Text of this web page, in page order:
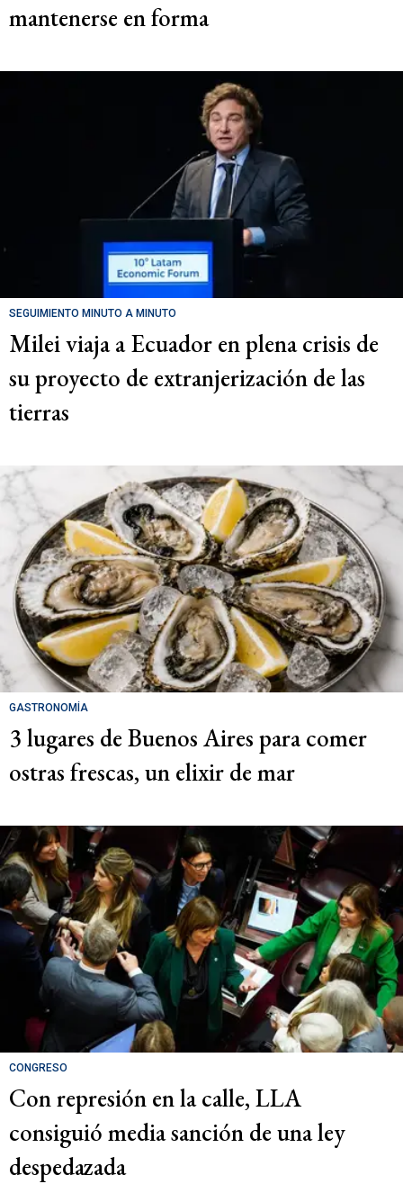
mantenerse en forma
SEGUIMIENTO MINUTO A MINUTO
Milei viaja a Ecuador en plena crisis de
su proyecto de extranjerización de las
tierras
GASTRONOMÍA
3 lugares de Buenos Aires para comer
ostras frescas, un elixir de mar
CONGRESO
Con represión en la calle, LLA
consiguió media sanción de una ley
despedazada